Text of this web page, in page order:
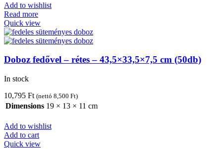
Add to wishlist
Read more
Quick view
Doboz fedővel – rétes – 43,5×33,5×7,5 cm (50db)
In stock
10,795 Ft (nettó 8,500 Ft)
Dimensions 19 × 13 × 11 cm
Add to wishlist
Add to cart
Quick view